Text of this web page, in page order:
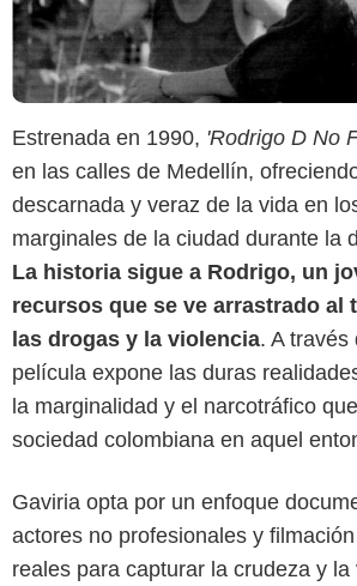
Estrenada en 1990, 'Rodrigo D No
en las calles de Medellín,
descarnada y veraz de la vida en
marginales de la ciudad durante la
La historia sigue a Rodrigo, un
recursos que se ve arrastrado al
las drogas y la violencia. A través
película expone las duras
la marginalidad y el narcotráfico
sociedad colombiana en aquel
Gaviria opta por un enfoque
actores no profesionales y
reales para capturar la crudeza y
RTVC Play